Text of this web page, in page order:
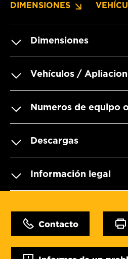
DIMENSIONES
Dimensiones
Vehículos /
Numeros de equipo
Descargas
Información legal
Contacto